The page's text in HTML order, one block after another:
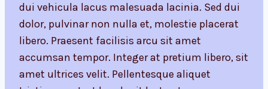
dui vehicula lacus malesuada lacinia. Sed dui
dolor, pulvinar non nulla et, molestie placerat
libero. Praesent facilisis arcu sit amet
accumsan tempor. Integer at pretium libero, sit
amet ultrices velit. Pellentesque aliquet